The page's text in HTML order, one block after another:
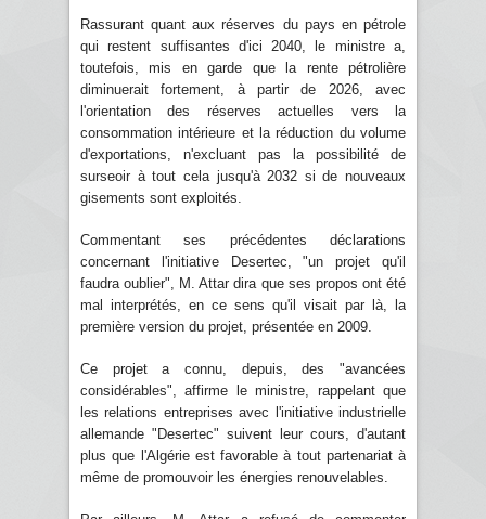
Rassurant quant aux réserves du pays en pétrole
qui restent suffisantes d'ici 2040, le ministre a,
toutefois, mis en garde que la rente pétrolière
diminuerait fortement, à partir de 2026, avec
l'orientation des réserves actuelles vers la
consommation intérieure et la réduction du volume
d'exportations, n'excluant pas la possibilité de
surseoir à tout cela jusqu'à 2032 si de nouveaux
gisements sont exploités.
Commentant ses précédentes déclarations
concernant l'initiative Desertec, "un projet qu'il
faudra oublier", M. Attar dira que ses propos ont été
mal interprétés, en ce sens qu'il visait par là, la
première version du projet, présentée en 2009.
Ce projet a connu, depuis, des "avancées
considérables", affirme le ministre, rappelant que
les relations entreprises avec l'initiative industrielle
allemande "Desertec" suivent leur cours, d'autant
plus que l'Algérie est favorable à tout partenariat à
même de promouvoir les énergies renouvelables.